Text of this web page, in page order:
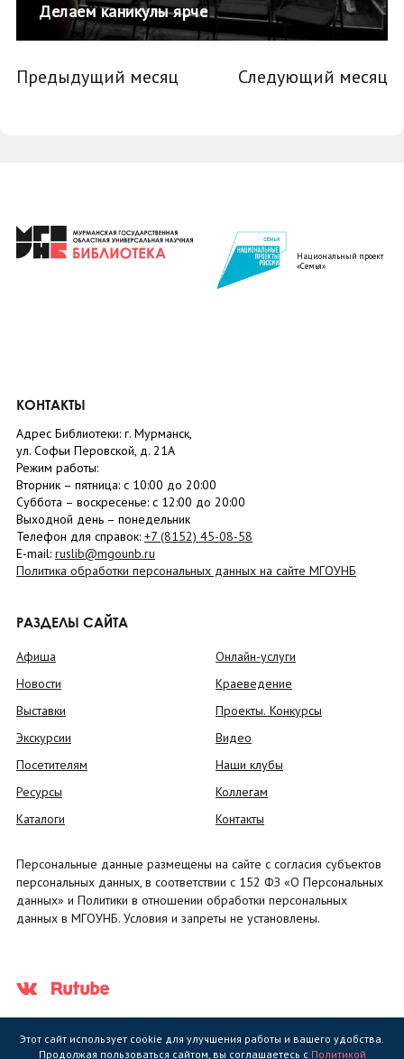
Делаем каникулы ярче
Предыдущий месяц Следующий месяц
Национальный проект
«Семья»
КОНТАКТЫ
Адрес Библиотеки: г. Мурманск,
ул. Софьи Перовской, д. 21А
Режим работы:
Вторник – пятница: с 10:00 до 20:00
Суббота – воскресенье: c 12:00 до 20:00
Выходной день – понедельник
Телефон для справок: +7 (8152) 45-08-58
E-mail: ruslib@mgounb.ru
Политика обработки персональных данных на сайте МГОУНБ
РАЗДЕЛЫ САЙТА
Афиша
Новости
Выставки
Экскурсии
Посетителям
Ресурсы
Каталоги
Онлайн-услуги
Краеведение
Проекты. Конкурсы
Видео
Наши клубы
Коллегам
Контакты
Персональные данные размещены на сайте с согласия субъектов
персональных данных, в соответствии с 152 ФЗ «О Персональных
данных» и Политики в отношении обработки персональных
данных в МГОУНБ. Условия и запреты не установлены.
Этот сайт использует cookie для улучшения работы и вашего удобства.
Продолжая пользоваться сайтом, вы соглашаетесь с Политикой